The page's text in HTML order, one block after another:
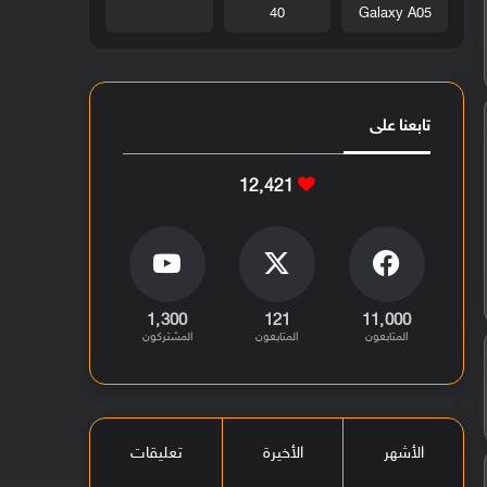
Galaxy A05
40
تابعنا على
12٬421
11٬000
المتابعون
121
المتابعون
1٬300
المشتركون
الأشهر الأخيرة تعليقات